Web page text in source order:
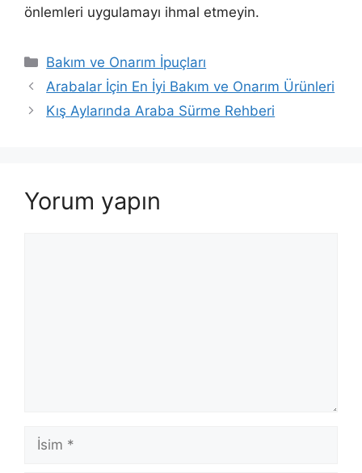
önlemleri uygulamayı ihmal etmeyin.
Kategoriler
Bakım ve Onarım İpuçları
Arabalar İçin En İyi Bakım ve Onarım Ürünleri
Kış Aylarında Araba Sürme Rehberi
Yorum yapın
İsim